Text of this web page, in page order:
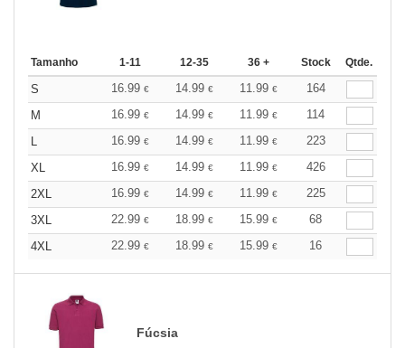
Tamanho 1-11 12-35 36 + Stock Qtde.
S 16.99 € 14.99 € 11.99 €
164
M
16.99 € 14.99 € 11.99 €
114
L
16.99 € 14.99 € 11.99 €
223
XL
16.99 € 14.99 € 11.99 €
426
2XL
16.99 € 14.99 € 11.99 €
225
3XL
22.99 € 18.99 € 15.99 €
68
4XL
22.99 € 18.99 € 15.99 € 16
Fúcsia